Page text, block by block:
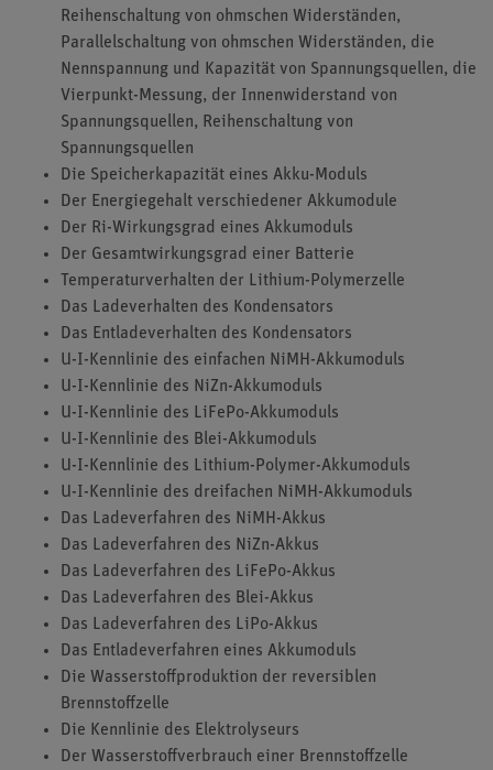
Reihenschaltung von ohmschen Widerständen,
Parallelschaltung von ohmschen Widerständen, die
Nennspannung und Kapazität von Spannungsquellen, die
Vierpunkt-Messung, der Innenwiderstand von
Spannungsquellen, Reihenschaltung von
Spannungsquellen
Die Speicherkapazität eines Akku-Moduls
Der Energiegehalt verschiedener Akkumodule
Der Ri-Wirkungsgrad eines Akkumoduls
Der Gesamtwirkungsgrad einer Batterie
Temperaturverhalten der Lithium-Polymerzelle
Das Ladeverhalten des Kondensators
Das Entladeverhalten des Kondensators
U-I-Kennlinie des einfachen NiMH-Akkumoduls
U-I-Kennlinie des NiZn-Akkumoduls
U-I-Kennlinie des LiFePo-Akkumoduls
U-I-Kennlinie des Blei-Akkumoduls
U-I-Kennlinie des Lithium-Polymer-Akkumoduls
U-I-Kennlinie des dreifachen NiMH-Akkumoduls
Das Ladeverfahren des NiMH-Akkus
Das Ladeverfahren des NiZn-Akkus
Das Ladeverfahren des LiFePo-Akkus
Das Ladeverfahren des Blei-Akkus
Das Ladeverfahren des LiPo-Akkus
Das Entladeverfahren eines Akkumoduls
Die Wasserstoffproduktion der reversiblen
Brennstoffzelle
Die Kennlinie des Elektrolyseurs
Der Wasserstoffverbrauch einer Brennstoffzelle